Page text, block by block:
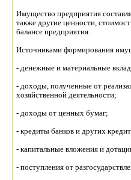
Имущество предприятия
также другие ценности,
балансе предприятия.
Источниками формирования
- денежные и материальные
- доходы, полученные от
хозяйственной деятельности;
- доходы от ценных бумаг;
- кредиты банков и других
- капитальные вложения и
- поступления от